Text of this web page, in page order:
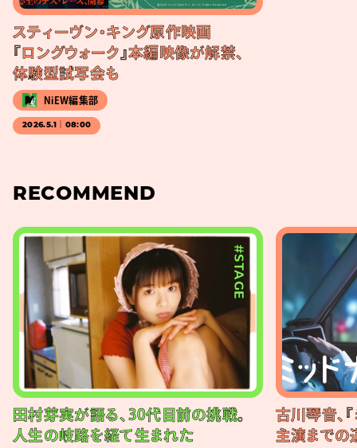
スティーヴン・キング原作映画
『ロングウォーク』本編映像が解禁、
体験型試写会も
NiEW編集部
2026.5.1｜08:00
RECOMMEND
#STAGE
田村芽実が語る、30代目前の挑戦。
人生の岐路を経て生まれた
古川琴音、
主演までの